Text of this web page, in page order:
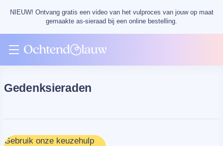
NIEUW! Ontvang gratis een video van het vulproces van jouw op maat
gemaakte as-sieraad bij een online bestelling.
Gedenksieraden
Gebruik onze keuzehulp